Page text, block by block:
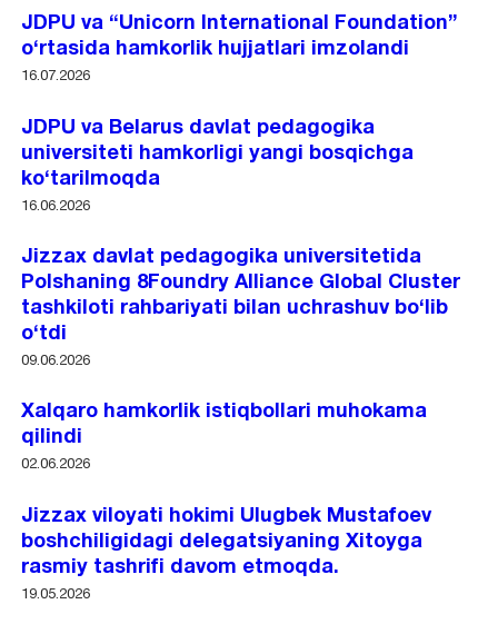
JDPU va “Unicorn International Foundation”
o‘rtasida hamkorlik hujjatlari imzolandi
16.07.2026
JDPU va Belarus davlat pedagogika
universiteti hamkorligi yangi bosqichga
ko‘tarilmoqda
16.06.2026
Jizzax davlat pedagogika universitetida
Polshaning 8Foundry Alliance Global Cluster
tashkiloti rahbariyati bilan uchrashuv bo‘lib
o‘tdi
09.06.2026
Xalqaro hamkorlik istiqbollari muhokama
qilindi
02.06.2026
Jizzax viloyati hokimi Ulugbek Mustafoev
boshchiligidagi delegatsiyaning Xitoyga
rasmiy tashrifi davom etmoqda.
19.05.2026